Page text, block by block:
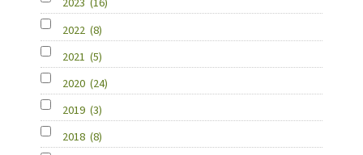
2023 (16)
2022 (8)
2021 (5)
2020 (24)
2019 (3)
2018 (8)